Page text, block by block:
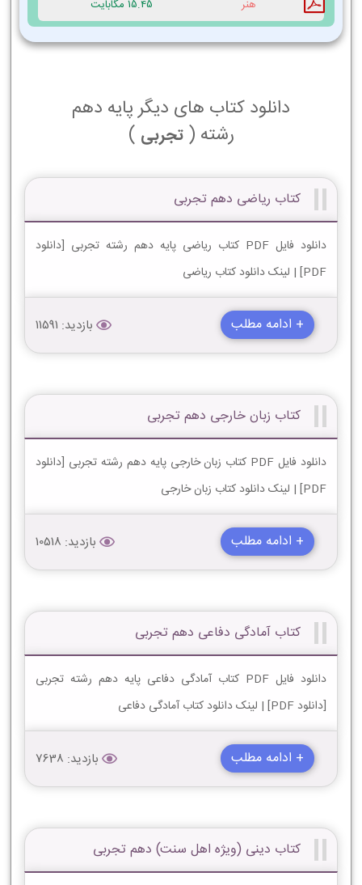
هنر 15.45 مگابایت
دانلود کتاب های دیگر پایه دهم
رشته (تجربی )
کتاب ریاضی دهم تجربی
دانلود فایل PDF کتاب ریاضی پایه دهم رشته تجربی [دانلود
PDF] | لینک دانلود کتاب ریاضی
+ ادامه مطلب بازدید: 11591
کتاب زبان خارجی دهم تجربی
دانلود فایل PDF کتاب زبان خارجی پایه دهم رشته تجربی [دانلود
PDF] | لینک دانلود کتاب زبان خارجی
+ ادامه مطلب بازدید: 10518
کتاب آمادگی دفاعی دهم تجربی
دانلود فایل PDF کتاب آمادگی دفاعی پایه دهم رشته تجربی
[دانلود PDF] | لینک دانلود کتاب آمادگی دفاعی
+ ادامه مطلب بازدید: 7638
کتاب دینی (ویژه اهل سنت) دهم تجربی